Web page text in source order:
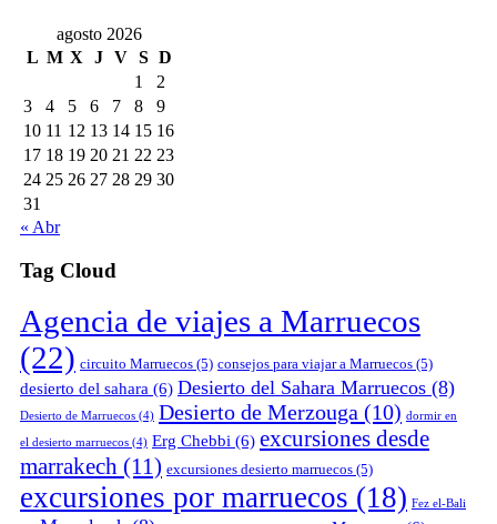
agosto 2026
L M X J V S D
1
2
3
4 5 6 7 8
9
10 11 12 13 14 15 16
17 18 19 20 21 22 23
24 25 26 27 28 29 30
31
« Abr
Tag Cloud
Agencia de viajes a Marruecos
(22) circuito Marruecos (5) consejos para viajar a Marruecos (5)
desierto del sahara (6) Desierto del Sahara Marruecos (8)
Desierto de Marruecos (4) Desierto de Merzouga (10) dormir en
el desierto marruecos (4) Erg Chebbi (6) excursiones desde
marrakech (11) excursiones desierto marruecos (5)
excursiones por marruecos (18) Fez el-Bali